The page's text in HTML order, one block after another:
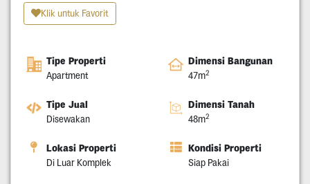
Klik untuk Favorit
Tipe Properti
Apartment
Dimensi Bangunan
47m2
Tipe Jual
Disewakan
Dimensi Tanah
48m2
Lokasi Properti
Di Luar Komplek
Kondisi Properti
Siap Pakai